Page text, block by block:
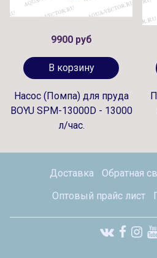
9900 руб
В корзину
Насос (Помпа) для пруда
BOYU SPM-13000D - 13000
л/час.
Доставка Обратная
Оптовый прайс лист